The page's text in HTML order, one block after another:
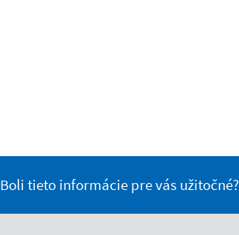
Boli tieto informácie pre vás užitočné?